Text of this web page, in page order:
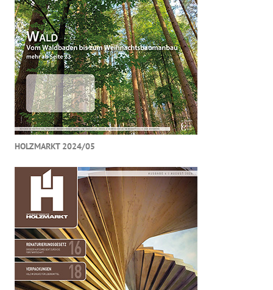
HOLZMARKT 2024/05